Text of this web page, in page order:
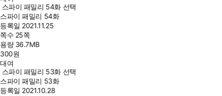
스파이 패밀리 54화 선택
스파이 패밀리 54화
등록일 2021.11.25
쪽수 25쪽
용량 36.7MB
300원
대여
스파이 패밀리 53화 선택
스파이 패밀리 53화
등록일 2021.10.28